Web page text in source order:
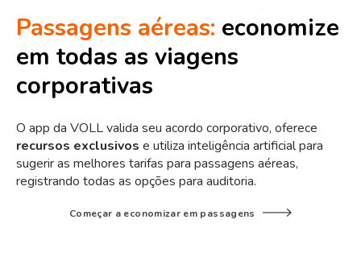
Passagens aéreas: economize
em todas as viagens
corporativas
O app da VOLL valida seu acordo corporativo, oferece
recursos exclusivos e utiliza inteligência artificial para
sugerir as melhores tarifas para passagens aéreas,
registrando todas as opções para auditoria.
Começar a economizar em passagens